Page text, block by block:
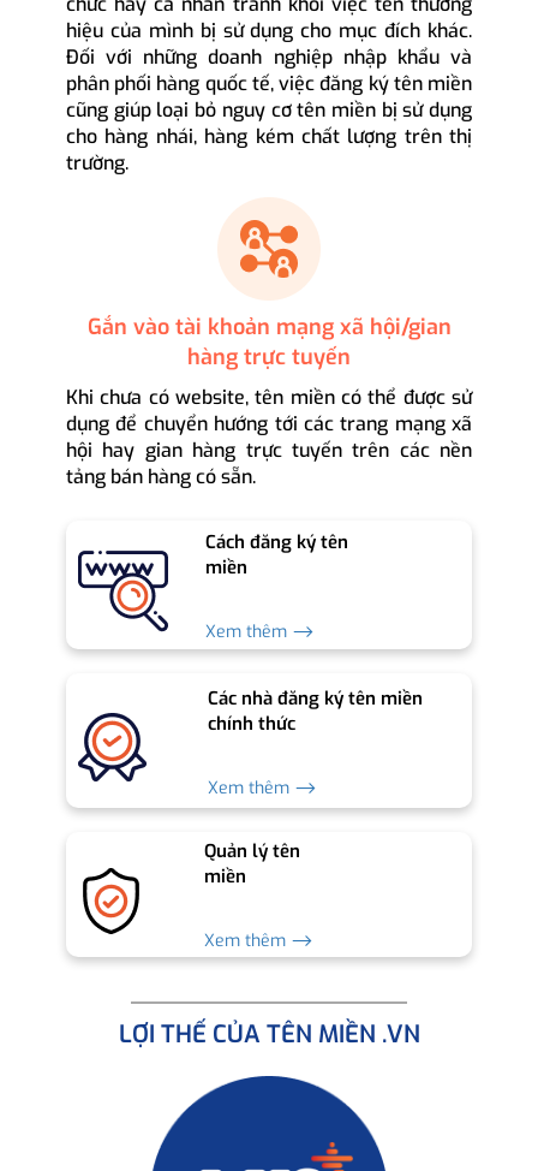
hiệu của mình bị sử dụng cho mục đích khác.
Đối với những doanh nghiệp nhập khẩu và
phân phối hàng quốc tế, việc đăng ký tên miền
cũng giúp loại bỏ nguy cơ tên miền bị sử dụng
cho hàng nhái, hàng kém chất lượng trên thị
trường.
Gắn vào tài khoản mạng xã hội/gian
hàng trực tuyến
Khi chưa có website, tên miền có thể được sử
dụng để chuyển hướng tới các trang mạng xã
hội hay gian hàng trực tuyến trên các nền
tảng bán hàng có sẵn.
Cách đăng ký tên
miền
Xem thêm ⟶
Các nhà đăng ký tên miền
chính thức
Xem thêm ⟶
Quản lý tên
miền
Xem thêm ⟶
LỢI THẾ CỦA TÊN MIỀN .VN